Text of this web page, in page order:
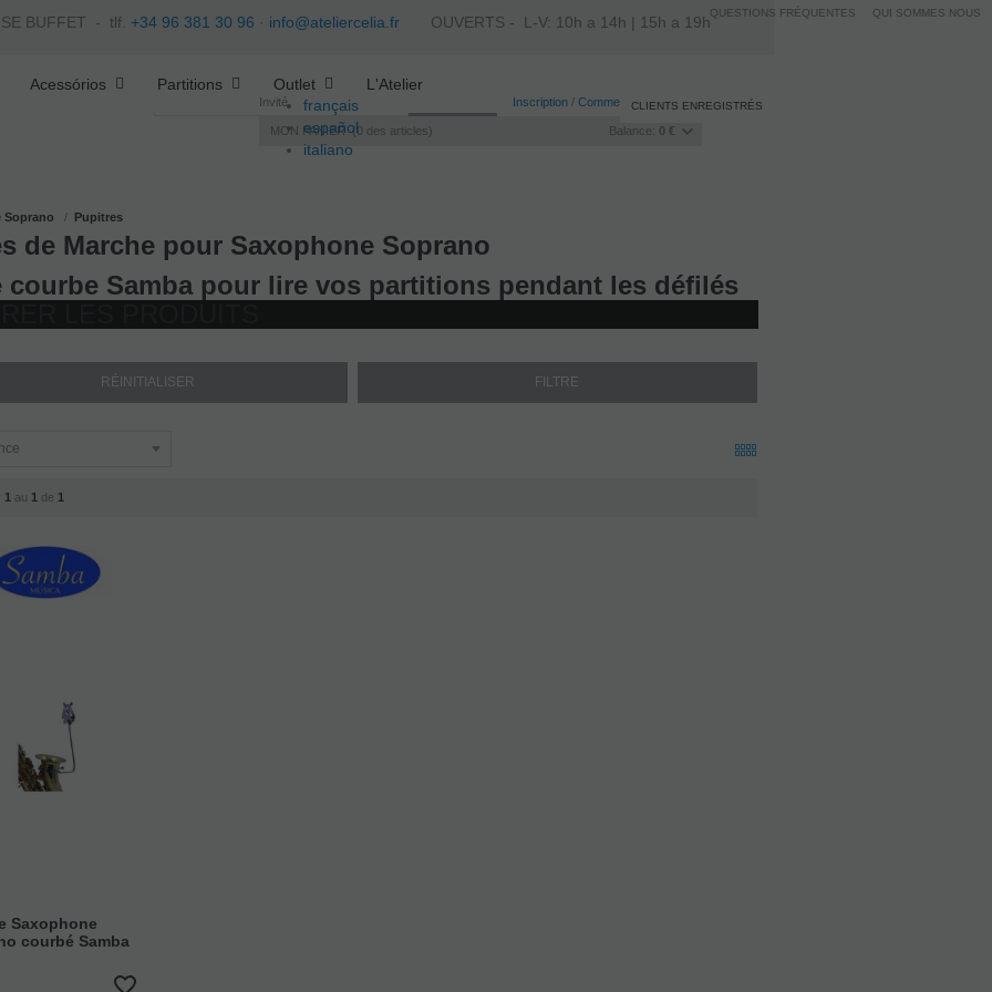
BUFFET - tlf. +34 96 381 30 96 · info@ateliercelia.frOUVERTS - L-V: 10h a 14h | 15h a 19h
français
español
italiano
Invité Inscription / Commencer la session
MON PANIER 0 des articles Balance: 0 €
CLIENTS ENREGISTRÉS
Acessórios Partitions Outlet L'Atelier
Soprano Pupitres
de Marche pour Saxophone Soprano
courbe Samba pour lire vos partitions pendant les défilés
1 au 1 de 1
Saxophone
courbé Samba
QUESTIONS FRÉQUENTES QUI SOMMES NOUS